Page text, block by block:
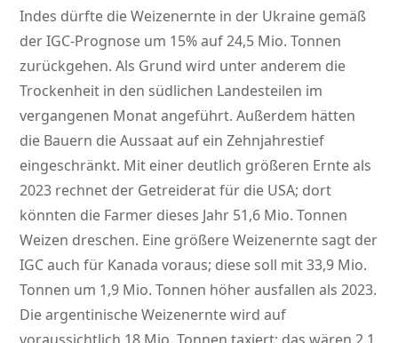
Indes dürfte die Weizenernte in der Ukraine gemäß
der IGC-Prognose um 15% auf 24,5 Mio. Tonnen
zurückgehen. Als Grund wird unter anderem die
Trockenheit in den südlichen Landesteilen im
vergangenen Monat angeführt. Außerdem hätten
die Bauern die Aussaat auf ein Zehnjahrestief
eingeschränkt. Mit einer deutlich größeren Ernte als
2023 rechnet der Getreiderat für die USA; dort
könnten die Farmer dieses Jahr 51,6 Mio. Tonnen
Weizen dreschen. Eine größere Weizenernte sagt der
IGC auch für Kanada voraus; diese soll mit 33,9 Mio.
Tonnen um 1,9 Mio. Tonnen höher ausfallen als 2023.
Die argentinische Weizenernte wird auf